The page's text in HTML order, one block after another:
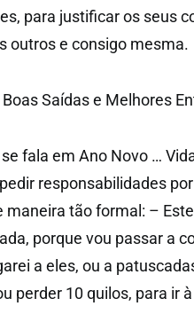
para justificar os seus
outros e consigo mesma.
Saídas e Melhores
fala em Ano Novo …
responsabilidades
tão formal: –
porque vou passar a
a eles, ou a
perder 10 quilos, para ir